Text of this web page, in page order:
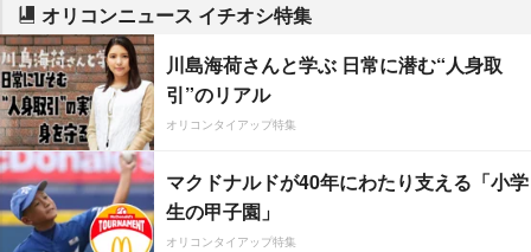
オリコンニュース イチオシ特集
川島海荷さんと学ぶ 日常に潜む“人身取
引”のリアル
オリコンタイアップ特集
マクドナルドが40年にわたり支える「小学
生の甲子園」
オリコンタイアップ特集